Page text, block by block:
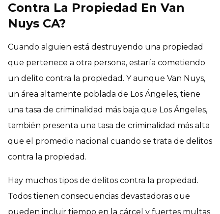
Contra La Propiedad En Van
Nuys CA?
Cuando alguien está destruyendo una propiedad
que pertenece a otra persona, estaría cometiendo
un delito contra la propiedad. Y aunque Van Nuys,
un área altamente poblada de Los Ángeles, tiene
una tasa de criminalidad más baja que Los Ángeles,
también presenta una tasa de criminalidad más alta
que el promedio nacional cuando se trata de delitos
contra la propiedad.
Hay muchos tipos de delitos contra la propiedad.
Todos tienen consecuencias devastadoras que
pueden incluir tiempo en la cárcel y fuertes multas.